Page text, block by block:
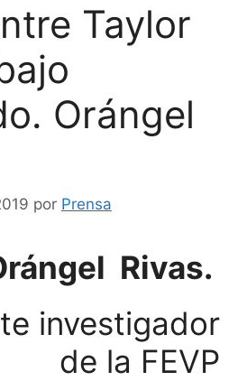
Taylor
Orángel
por Prensa
Rivas.
investigador
de la FEVP